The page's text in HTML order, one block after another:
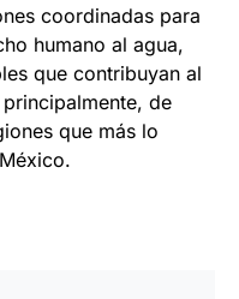
coordinadas para
humano al agua,
que contribuyan al
de
que más lo